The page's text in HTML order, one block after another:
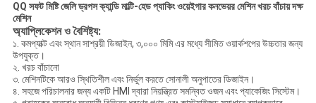
QQ সফট মিষ্টি জেলি ড্রপস ক্যান্ডি মাল্টি-হেড প্যাকিং ওয়েইগার কনভেয়র মেশিন খরচ বাঁচায় দক্ষ
মেশিন
অ্যাপ্লিকেশন ও বৈশিষ্ট্য:
১. কমপ্যাক্ট এবং স্থান সাশ্রয়ী ডিজাইন, ৩,০০০ মিমি এর মধ্যে সীমিত ওয়ার্কশপের উচ্চতার জন্য
উপযুক্ত।
২. খরচ বাঁচানো
৩. মেশিনটিকে আরও স্থিতিশীল এবং নির্ভুল করতে সোনালী অনুপাতের ডিজাইন।
৪. সহজে পরিচালনার জন্য একটি HMI দ্বারা নিয়ন্ত্রিত সমন্বিত ওজন এবং প্যাকেজিং সিস্টেম।